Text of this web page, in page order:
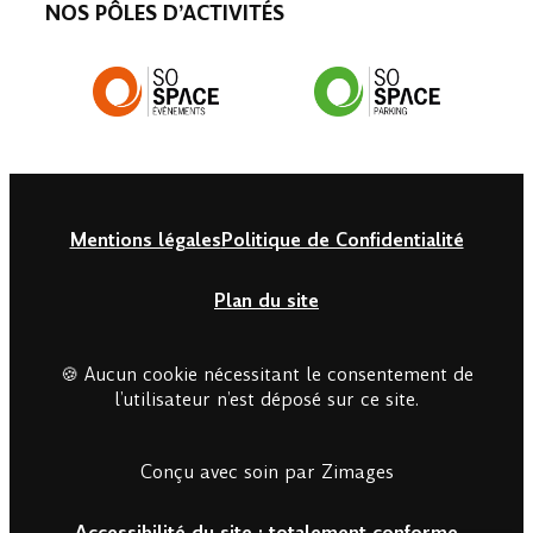
NOS PÔLES D’ACTIVITÉS
Mentions légalesPolitique de Confidentialité
Plan du site
🍪 Aucun cookie nécessitant le consentement de
l’utilisateur n’est déposé sur ce site.
Conçu avec soin par Zimages